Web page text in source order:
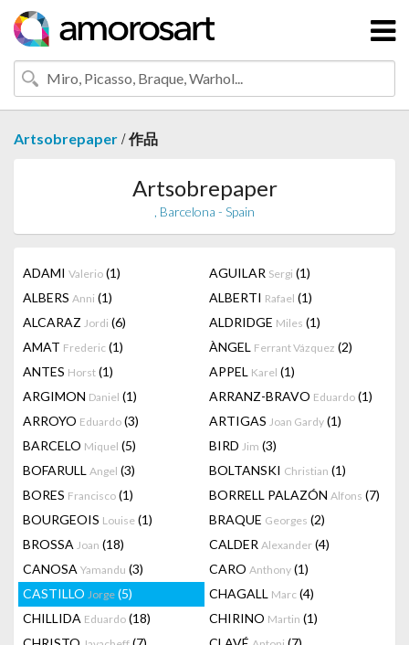
Artsobrepaper /作品
Artsobrepaper
, Barcelona - Spain
ADAMI Valerio (1) AGUILAR Sergi (1)
ALBERS Anni (1) ALBERTI Rafael (1)
ALCARAZ Jordi (6) ALDRIDGE Miles (1)
AMAT Frederic (1) ÀNGEL Ferrant Vázquez (2)
ANTES Horst (1) APPEL Karel (1)
ARGIMON Daniel (1) ARRANZ-BRAVO Eduardo (1)
ARROYO Eduardo (3) ARTIGAS Joan Gardy (1)
BARCELO Miquel (5) BIRD Jim (3)
BOFARULL Angel (3) BOLTANSKI Christian (1)
BORES Francisco (1) BORRELL PALAZÓN Alfons (7)
BOURGEOIS Louise (1) BRAQUE Georges (2)
BROSSA Joan (18) CALDER Alexander (4)
CANOSA Yamandu (3) CARO Anthony (1)
CASTILLO Jorge (5) CHAGALL Marc (4)
CHILLIDA Eduardo (18) CHIRINO Martin (1)